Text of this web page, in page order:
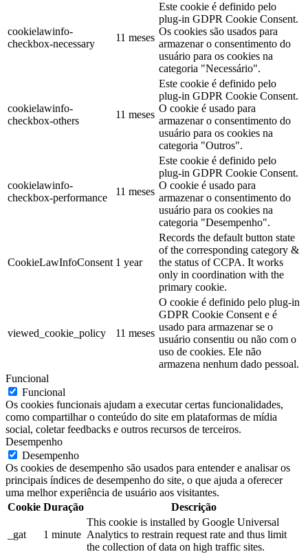
cookielawinfo-
checkbox-necessary
11 meses
Este cookie é definido pelo
plug-in GDPR Cookie Consent.
Os cookies são usados ​​para
armazenar o consentimento do
usuário para os cookies na
categoria "Necessário".
cookielawinfo-
checkbox-others
11 meses
Este cookie é definido pelo
plug-in GDPR Cookie Consent.
O cookie é usado para
armazenar o consentimento do
usuário para os cookies na
categoria "Outros".
cookielawinfo-
checkbox-performance
11 meses
Este cookie é definido pelo
plug-in GDPR Cookie Consent.
O cookie é usado para
armazenar o consentimento do
usuário para os cookies na
categoria "Desempenho".
CookieLawInfoConsent 1 year
Records the default button state
of the corresponding category &
the status of CCPA. It works
only in coordination with the
primary cookie.
viewed_cookie_policy 11 meses
O cookie é definido pelo plug-in
GDPR Cookie Consent e é
usado para armazenar se o
usuário consentiu ou não com o
uso de cookies. Ele não
armazena nenhum dado pessoal.
Funcional
Funcional
Os cookies funcionais ajudam a executar certas funcionalidades,
como compartilhar o conteúdo do site em plataformas de mídia
social, coletar feedbacks e outros recursos de terceiros.
Desempenho
Desempenho
Os cookies de desempenho são usados ​​para entender e analisar os
principais índices de desempenho do site, o que ajuda a oferecer
uma melhor experiência de usuário aos visitantes.
Cookie Duração Descrição
_gat 1 minute
This cookie is installed by Google Universal
Analytics to restrain request rate and thus limit
the collection of data on high traffic sites.